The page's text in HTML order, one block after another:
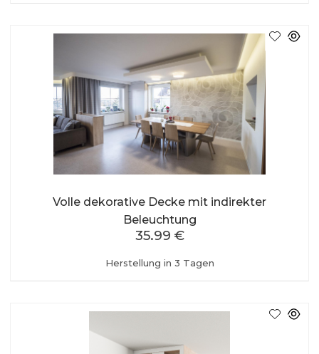
Volle dekorative Decke mit indirekter
Beleuchtung
Herstellung in 3 Tagen
35.99 €